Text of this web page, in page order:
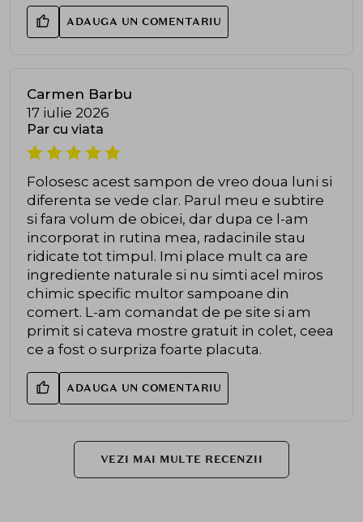
ADAUGA UN COMENTARIU
Carmen Barbu
17 iulie 2026
Par cu viata
Folosesc acest sampon de vreo doua luni si
diferenta se vede clar. Parul meu e subtire
si fara volum de obicei, dar dupa ce l-am
incorporat in rutina mea, radacinile stau
ridicate tot timpul. Imi place mult ca are
ingrediente naturale si nu simti acel miros
chimic specific multor sampoane din
comert. L-am comandat de pe site si am
primit si cateva mostre gratuit in colet, ceea
ce a fost o surpriza foarte placuta.
ADAUGA UN COMENTARIU
VEZI MAI MULTE RECENZII